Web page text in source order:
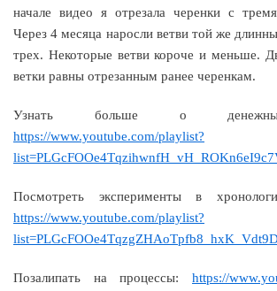
начале видео я отрезала черенки с
Через 4 месяца наросли ветви той же
трех. Некоторые ветви короче и меньше.
ветки равны отрезанным ранее черенкам.
Узнать больше о
https://www.youtube.com/playlist?
Посмотреть эксперименты в
https://www.youtube.com/playlist?
Позалипать на процессы: https://